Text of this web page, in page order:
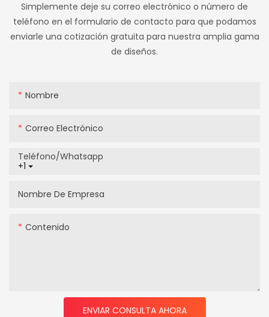
Simplemente deje su correo electrónico o número de
teléfono en el formulario de contacto para que podamos
enviarle una cotización gratuita para nuestra amplia gama
de diseños.
Nombre
Correo Electrónico
+1
Teléfono/whatsapp
Nombre De Empresa
Contenido
ENVIAR CONSULTA AHORA